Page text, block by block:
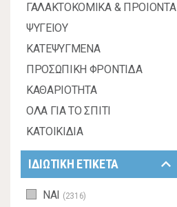
ΓΑΛΑΚΤΟΚΟΜΙΚΑ & ΠΡΟΙΟΝΤΑ
ΨΥΓΕΙΟΥ
ΚΑΤΕΨΥΓΜΕΝΑ
ΠΡΟΣΩΠΙΚΗ ΦΡΟΝΤΙΔΑ
ΚΑΘΑΡΙΟΤΗΤΑ
ΟΛΑ ΓΙΑ ΤΟ ΣΠΙΤΙ
ΚΑΤΟΙΚΙΔΙΑ
ΙΔΙΩΤΙΚΗ ΕΤΙΚΕΤΑ keyboard_arrow_down
ΝΑΙ (2316)